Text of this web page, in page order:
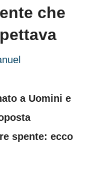
che
a Uomini e
spente: ecco